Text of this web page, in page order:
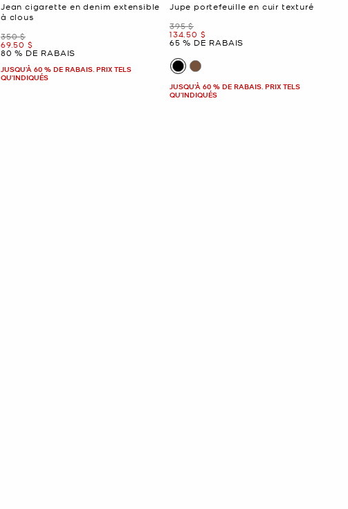
Jean cigarette en denim extensible
à clous
était
350 $
maintenant
69.50 $
80 % DE RABAIS
JUSQU’À 60 % DE RABAIS. PRIX TELS
QU'INDIQUÉS
Jupe portefeuille en cuir texturé
était
395 $
maintenant
134.50 $
65 % DE RABAIS
JUSQU’À 60 % DE RABAIS. PRIX TELS
QU'INDIQUÉS